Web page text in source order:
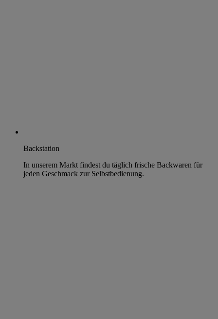
Backstation
In unserem Markt findest du täglich frische Backwaren für
jeden Geschmack zur Selbstbedienung.